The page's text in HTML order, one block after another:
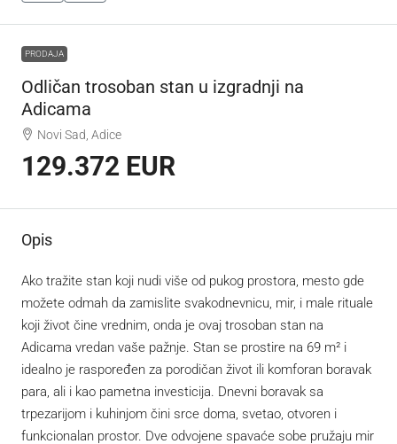
PRODAJA
Odličan trosoban stan u izgradnji na
Adicama
Novi Sad, Adice
129.372 EUR
Opis
Ako tražite stan koji nudi više od pukog prostora, mesto gde
možete odmah da zamislite svakodnevnicu, mir, i male rituale
koji život čine vrednim, onda je ovaj trosoban stan na
Adicama vredan vaše pažnje. Stan se prostire na 69 m² i
idealno je raspoređen za porodičan život ili komforan boravak
para, ali i kao pametna investicija. Dnevni boravak sa
trpezarijom i kuhinjom čini srce doma, svetao, otvoren i
funkcionalan prostor. Dve odvojene spavaće sobe pružaju mir